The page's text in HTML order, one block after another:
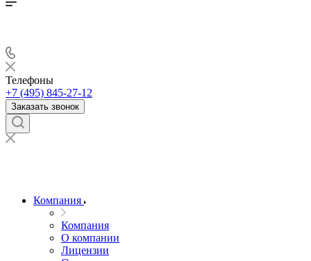
Телефоны
+7 (495) 845-27-12
Заказать звонок
Компания
Компания
О компании
Лицензии